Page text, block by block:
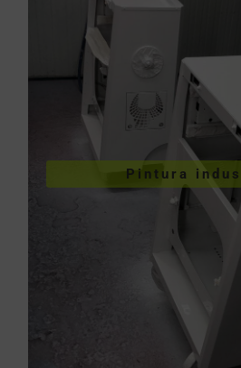
Pintura
Pintura de
VER PINTURA